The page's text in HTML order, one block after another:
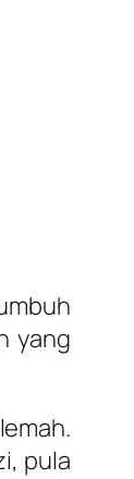
yang
pula